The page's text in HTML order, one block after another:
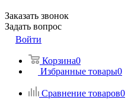
Заказать звонок
Задать вопрос
Войти
Корзина0
Избранные товары0
Сравнение товаров0